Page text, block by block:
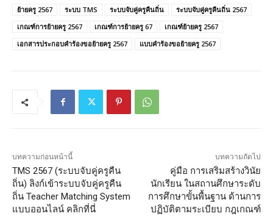
ย้ายครู 2567
ระบบ TMS ระบบจับคู่ครูคืนถิ่น
ระบบจับคู่ครูคืนถิ่น 2567
เกณฑ์การย้ายครู 2567
เกณฑ์การย้ายครู 67
เกณฑ์ย้ายครู 2567
เอกสารประกอบคำร้องขอย้ายครู 2567
แบบคําร้องขอย้ายครู 2567
บทความก่อนหน้านี้
TMS 2567 (ระบบจับคู่ครูคืน
ถิ่น) ลิงก์เข้าระบบจับคู่ครูคืน
ถิ่น Teacher Matching System
แบบออนไลน์ คลิกที่นี่
บทความถัดไป
คู่มือ การเสริมสร้างวินัย
นักเรียน ในสถานศึกษาระดับ
การศึกษาขั้นพื้นฐาน ด้านการ
ปฏิบัติตามระเบียบ กฎเกณฑ์